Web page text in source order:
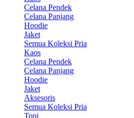
Celana Pendek
Celana Panjang
Hoodie
Jaket
Semua Koleksi Pria
Kaos
Celana Pendek
Celana Panjang
Hoodie
Jaket
Aksesoris
Semua Koleksi Pria
Topi